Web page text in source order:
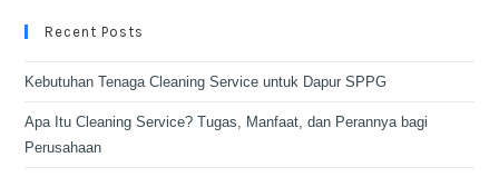
Recent Posts
Kebutuhan Tenaga Cleaning Service untuk Dapur SPPG
Apa Itu Cleaning Service? Tugas, Manfaat, dan Perannya bagi
Perusahaan